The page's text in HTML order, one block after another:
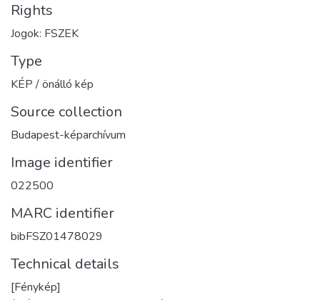
Rights
Jogok: FSZEK
Type
KÉP / önálló kép
Source collection
Budapest-képarchívum
Image identifier
022500
MARC identifier
bibFSZ01478029
Technical details
[Fénykép]